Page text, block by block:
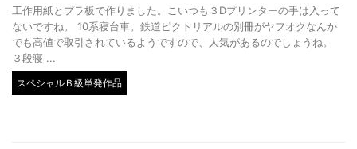
工作用紙とプラ板で作りました。こいつも３Dプリンターの手は入って
ないですね。 10系寝台車。鉄道ピクトリアルの別冊がヤフオクなんか
でも高値で取引されているようですので、人気があるのでしょうね。
３段寝 ...
スペシャルＢ級単発作品